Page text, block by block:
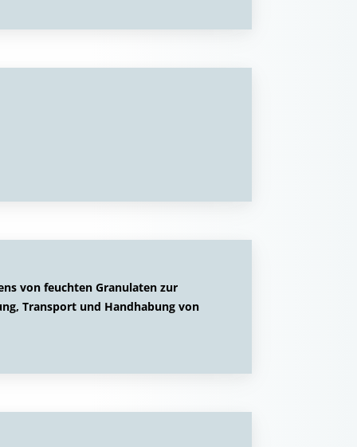
von feuchten Granulaten zur
Transport und Handhabung von